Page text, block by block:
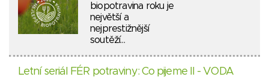
biopotravina roku je
největší a
nejprestižnější
soutěží…
Letní seriál FÉR potraviny: Co pijeme II - VODA